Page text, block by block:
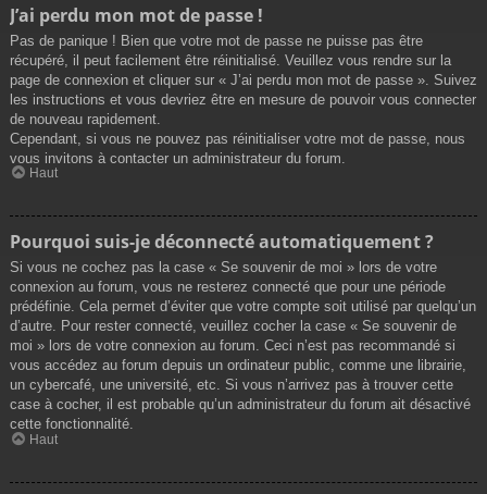
J’ai perdu mon mot de passe !
Pas de panique ! Bien que votre mot de passe ne puisse pas être
récupéré, il peut facilement être réinitialisé. Veuillez vous rendre sur la
page de connexion et cliquer sur « J’ai perdu mon mot de passe ». Suivez
les instructions et vous devriez être en mesure de pouvoir vous connecter
de nouveau rapidement.
Cependant, si vous ne pouvez pas réinitialiser votre mot de passe, nous
vous invitons à contacter un administrateur du forum.
Haut
Pourquoi suis-je déconnecté automatiquement ?
Si vous ne cochez pas la case « Se souvenir de moi » lors de votre
connexion au forum, vous ne resterez connecté que pour une période
prédéfinie. Cela permet d’éviter que votre compte soit utilisé par quelqu’un
d’autre. Pour rester connecté, veuillez cocher la case « Se souvenir de
moi » lors de votre connexion au forum. Ceci n’est pas recommandé si
vous accédez au forum depuis un ordinateur public, comme une librairie,
un cybercafé, une université, etc. Si vous n’arrivez pas à trouver cette
case à cocher, il est probable qu’un administrateur du forum ait désactivé
cette fonctionnalité.
Haut